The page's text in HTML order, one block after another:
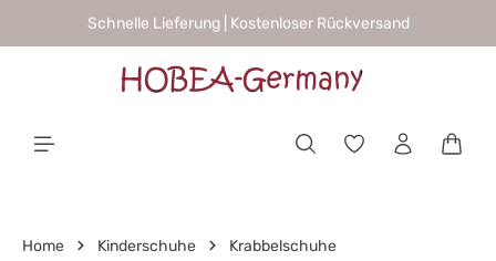
springenSchnelle Lieferung | Kostenloser Rückversand
Home Kinderschuhe Krabbelschuhe